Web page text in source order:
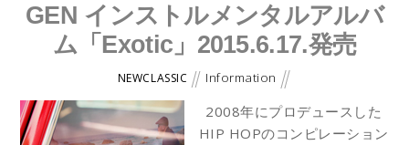
GEN インストルメンタルアルバ
ム「Exotic」2015.6.17.発売
NEWCLASSIC Information
2008年にプロデュースした
HIP HOPのコンピレーション